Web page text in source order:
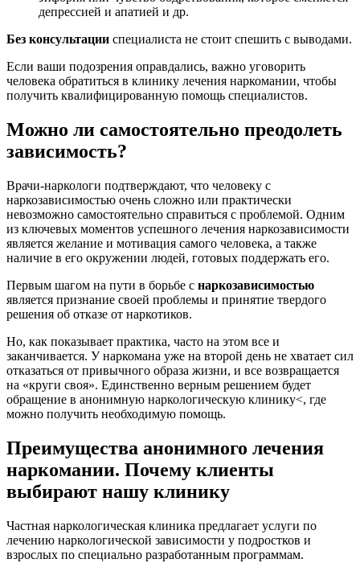
депрессией и апатией и др.
Без консультации специалиста не стоит спешить с выводами.
Если ваши подозрения оправдались, важно уговорить
человека обратиться в клинику лечения наркомании, чтобы
получить квалифицированную помощь специалистов.
Можно ли самостоятельно преодолеть
зависимость?
Врачи-наркологи подтверждают, что человеку с
наркозависимостью очень сложно или практически
невозможно самостоятельно справиться с проблемой. Одним
из ключевых моментов успешного лечения наркозависимости
является желание и мотивация самого человека, а также
наличие в его окружении людей, готовых поддержать его.
Первым шагом на пути в борьбе с наркозависимостью
является признание своей проблемы и принятие твердого
решения об отказе от наркотиков.
Но, как показывает практика, часто на этом все и
заканчивается. У наркомана уже на второй день не хватает сил
отказаться от привычного образа жизни, и все возвращается
на «круги своя». Единственно верным решением будет
обращение в анонимную наркологическую клинику<, где
можно получить необходимую помощь.
Преимущества анонимного лечения
наркомании. Почему клиенты
выбирают нашу клинику
Частная наркологическая клиника предлагает услуги по
лечению наркологической зависимости у подростков и
взрослых по специально разработанным программам.